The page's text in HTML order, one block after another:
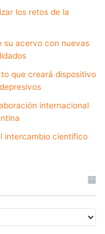
los retos de la
su acervo con nuevas
que creará dispositivo
internacional
intercambio científico